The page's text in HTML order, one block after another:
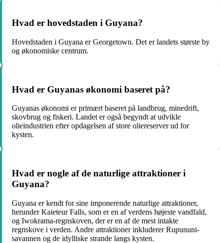
Hvad er hovedstaden i Guyana?
Hovedstaden i Guyana er Georgetown. Det er landets største by
og økonomiske centrum.
Hvad er Guyanas økonomi baseret på?
Guyanas økonomi er primært baseret på landbrug, minedrift,
skovbrug og fiskeri. Landet er også begyndt at udvikle
olieindustrien efter opdagelsen af ​​store oliereserver ud for
kysten.
Hvad er nogle af de naturlige attraktioner i
Guyana?
Guyana er kendt for sine imponerende naturlige attraktioner,
herunder Kaieteur Falls, som er en af ​​verdens højeste vandfald,
og Iwokrama-regnskoven, der er en af ​​de mest intakte
regnskove i verden. Andre attraktioner inkluderer Rupununi-
savannen og de idylliske strande langs kysten.